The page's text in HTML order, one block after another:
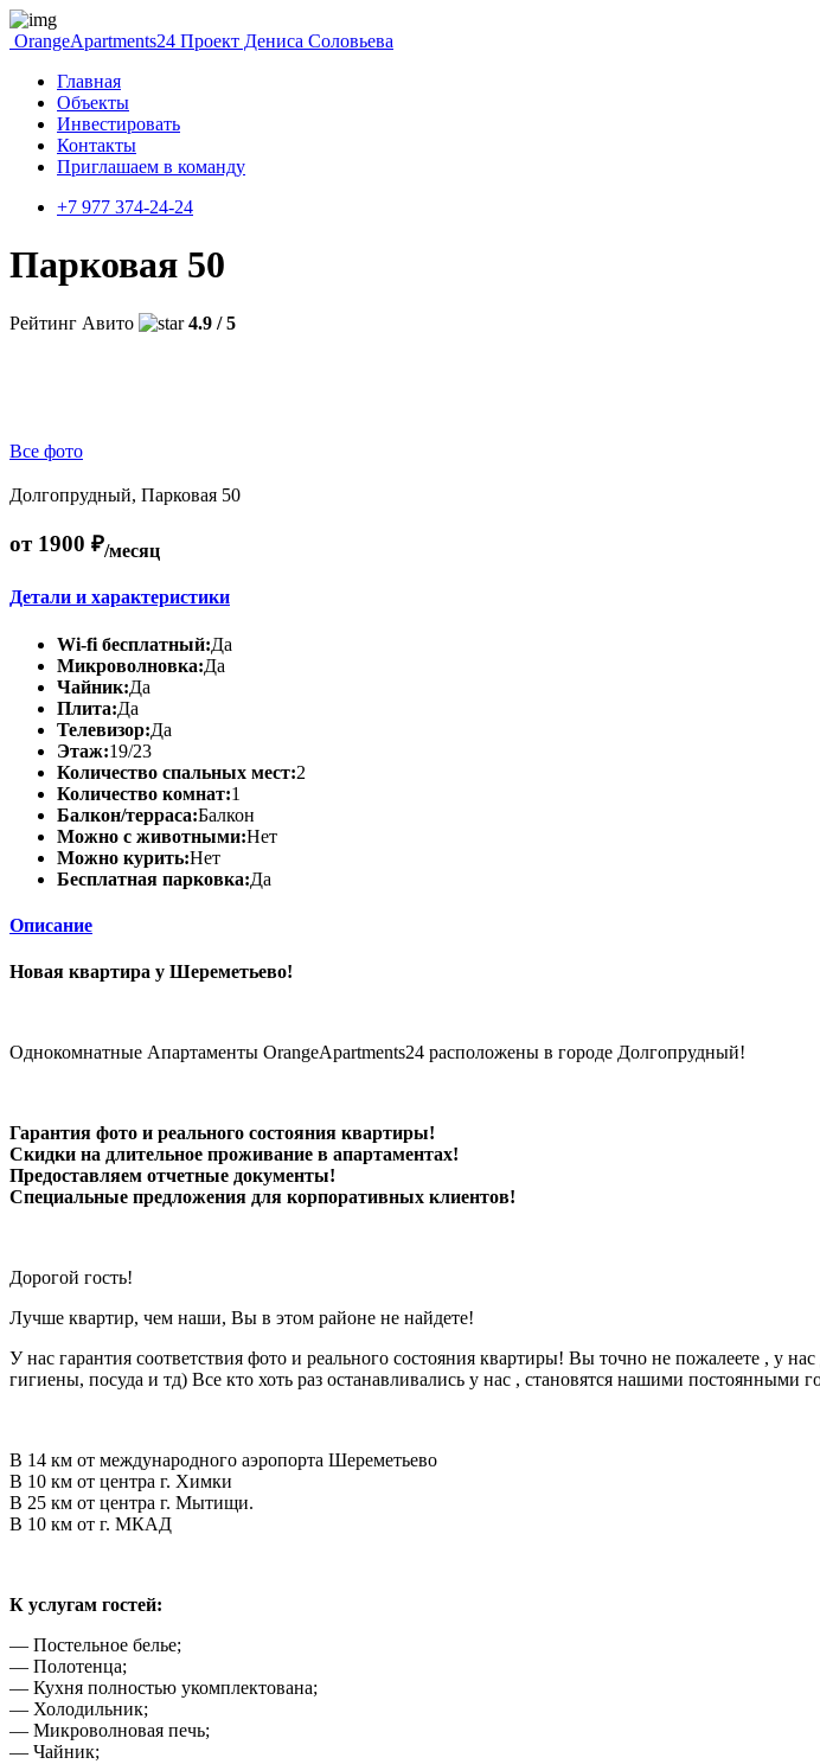
OrangeApartments24 Проект Дениса Соловьева
Главная
Объекты
Инвестировать
Контакты
Приглашаем в команду
+7 977 374-24-24
Парковая 50
Рейтинг Авито 4.9 / 5
Все фото
Долгопрудный, Парковая 50
от 1900 ₽/месяц
Детали и характеристики
Wi-fi бесплатный:Да
Микроволновка:Да
Чайник:Да
Плита:Да
Телевизор:Да
Этаж:19/23
Количество спальных мест:2
Количество комнат:1
Балкон/терраса:Балкон
Можно с животными:Нет
Можно курить:Нет
Бесплатная парковка:Да
Описание
Новая квартира у Шереметьево!
Однокомнатные Апартаменты OrangeApartments24 расположены в городе Долгопрудный!
Гарантия фото и реального состояния квартиры!
Скидки на длительное проживание в апартаментах!
Предоставляем отчетные документы!
Специальные предложения для корпоративных клиентов!
Дорогой гость!
Лучше квартир, чем наши, Вы в этом районе не найдете!
У нас гарантия соответствия фото и реального состояния квартиры! Вы точно не пожалеете , у
гигиены, посуда и тд) Все кто хоть раз останавливались у нас , становятся нашими постоянными
В 14 км от международного аэропорта Шереметьево
В 10 км от центра г. Химки
В 25 км от центра г. Мытищи.
В 10 км от г. МКАД
К услугам гостей:
— Постельное белье;
— Полотенца;
— Кухня полностью укомплектована;
— Холодильник;
— Микроволновая печь;
— Чайник;